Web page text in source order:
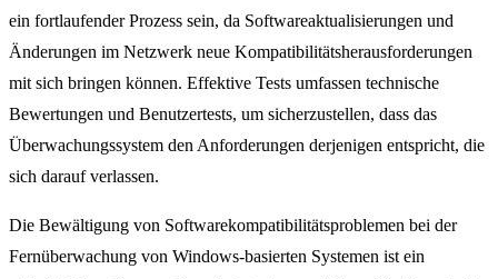
ein fortlaufender Prozess sein, da Softwareaktualisierungen und
Änderungen im Netzwerk neue Kompatibilitätsherausforderungen
mit sich bringen können. Effektive Tests umfassen technische
Bewertungen und Benutzertests, um sicherzustellen, dass das
Überwachungssystem den Anforderungen derjenigen entspricht, die
sich darauf verlassen.
Die Bewältigung von Softwarekompatibilitätsproblemen bei der
Fernüberwachung von Windows-basierten Systemen ist ein